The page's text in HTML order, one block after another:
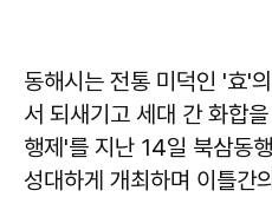
동해시는 전통 미덕인 '효'
서 되새기고 세대 간 화합
행제'를 지난 14일 북삼동
성대하게 개최하며 이틀간